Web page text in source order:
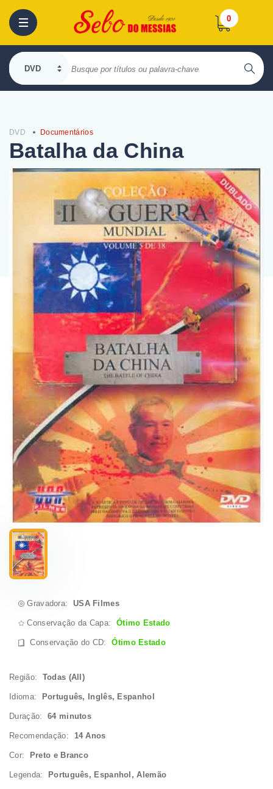
0
DVD Documentários
Batalha da China
Gravadora: USA Filmes
Conservação da Capa: Ótimo Estado
Conservação do CD:Ótimo Estado
Região: Todas (All)
Idioma: Português, Inglês, Espanhol
Duração: 64 minutos
Recomendação: 14 Anos
Cor: Preto e Branco
Legenda: Português, Espanhol, Alemão